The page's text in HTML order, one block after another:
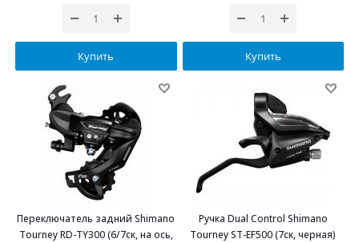
Купить Купить
Переключатель задний Shimano
Tourney RD-TY300 (6/7ск, на ось,
Ручка Dual Control Shimano
Tourney ST-EF500 (7ск, черная)